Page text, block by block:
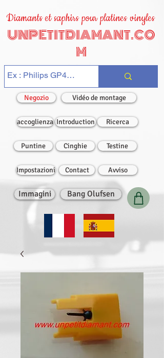
Diamants et saphirs pour platines vinyles
UNPETITDIAMANT.CO
M
Negozio Vidéo de montage
accoglienza Introduction Ricerca
Puntine Cinghie Testine
Impostazioni Contact Avviso
Immagini Bang Olufsen